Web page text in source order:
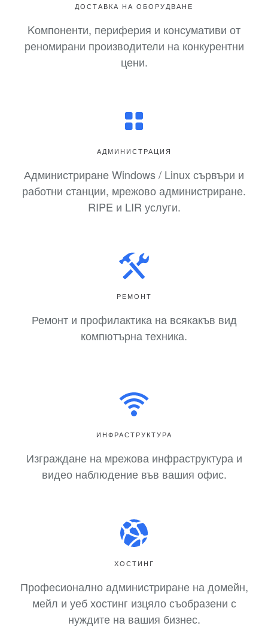
ДОСТАВКА НА ОБОРУДВАНЕ
Kомпоненти, периферия и консумативи от
реномирани производители на конкурентни
цени.
АДМИНИСТРАЦИЯ
Администриране Windows / Linux сървъри и
работни станции, мрежово администриране.
RIPE и LIR услуги.
РЕМОНТ
Ремонт и профилактика на всякакъв вид
компютърна техника.
ИНФРАСТРУКТУРА
Изграждане на мрежова инфраструктура и
видео наблюдение във вашия офис.
ХОСТИНГ
Професионално администриране на домейн,
мейл и уеб хостинг изцяло съобразени с
нуждите на вашия бизнес.